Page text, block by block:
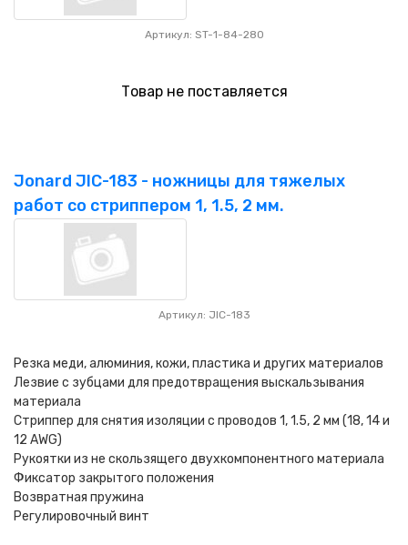
Артикул: ST-1-84-280
Товар не поставляется
Jonard JIC-183 - ножницы для тяжелых
работ со стриппером 1, 1.5, 2 мм.
Артикул: JIC-183
Резка меди, алюминия, кожи, пластика и других материалов
Лезвие с зубцами для предотвращения выскальзывания
материала
Стриппер для снятия изоляции с проводов 1, 1.5, 2 мм (18, 14 и
12 AWG)
Рукоятки из не скользящего двухкомпонентного материала
Фиксатор закрытого положения
Возвратная пружина
Регулировочный винт